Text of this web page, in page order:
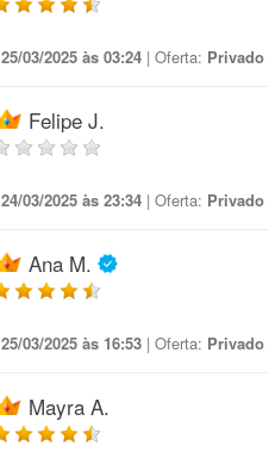
25/03/2025 às 03:24 | Oferta: Privado
Felipe J.
24/03/2025 às 23:34 | Oferta: Privado
Ana M.
25/03/2025 às 16:53 | Oferta: Privado
Mayra A.